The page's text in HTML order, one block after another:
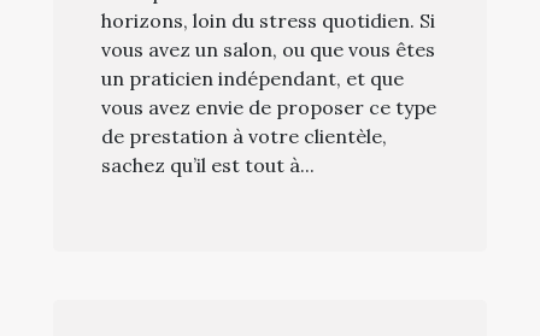
horizons, loin du stress quotidien. Si
vous avez un salon, ou que vous êtes
un praticien indépendant, et que
vous avez envie de proposer ce type
de prestation à votre clientèle,
sachez qu’il est tout à...